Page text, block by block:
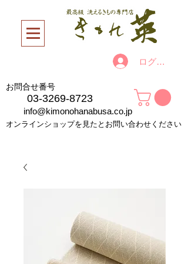
ログイン
お問合せ番号
03-3269-8723
info@kimonohanabusa.co.jp
オンラインショップを見たとお問い合わせください